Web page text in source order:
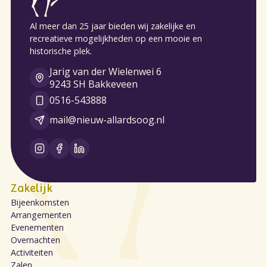
Al meer dan 25 jaar bieden wij zakelijke en
recreatieve mogelijkheden op een mooie en
historische plek.
Jarig van der Wielenwei 6
9243 SH Bakkeveen
0516-543888
mail@nieuw-allardsoog.nl
Zakelijk
Bijeenkomsten
Arrangementen
Evenementen
Overnachten
Activiteiten